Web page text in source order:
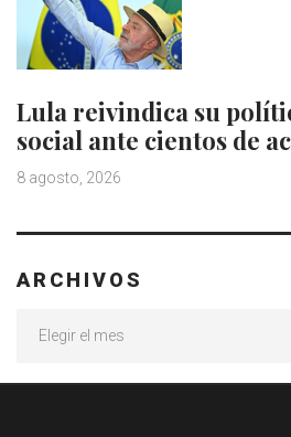
Lula reivindica su
social ante cientos de
8 agosto, 2026
ARCHIVOS